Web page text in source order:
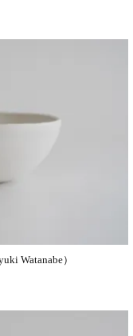
Watanabe）